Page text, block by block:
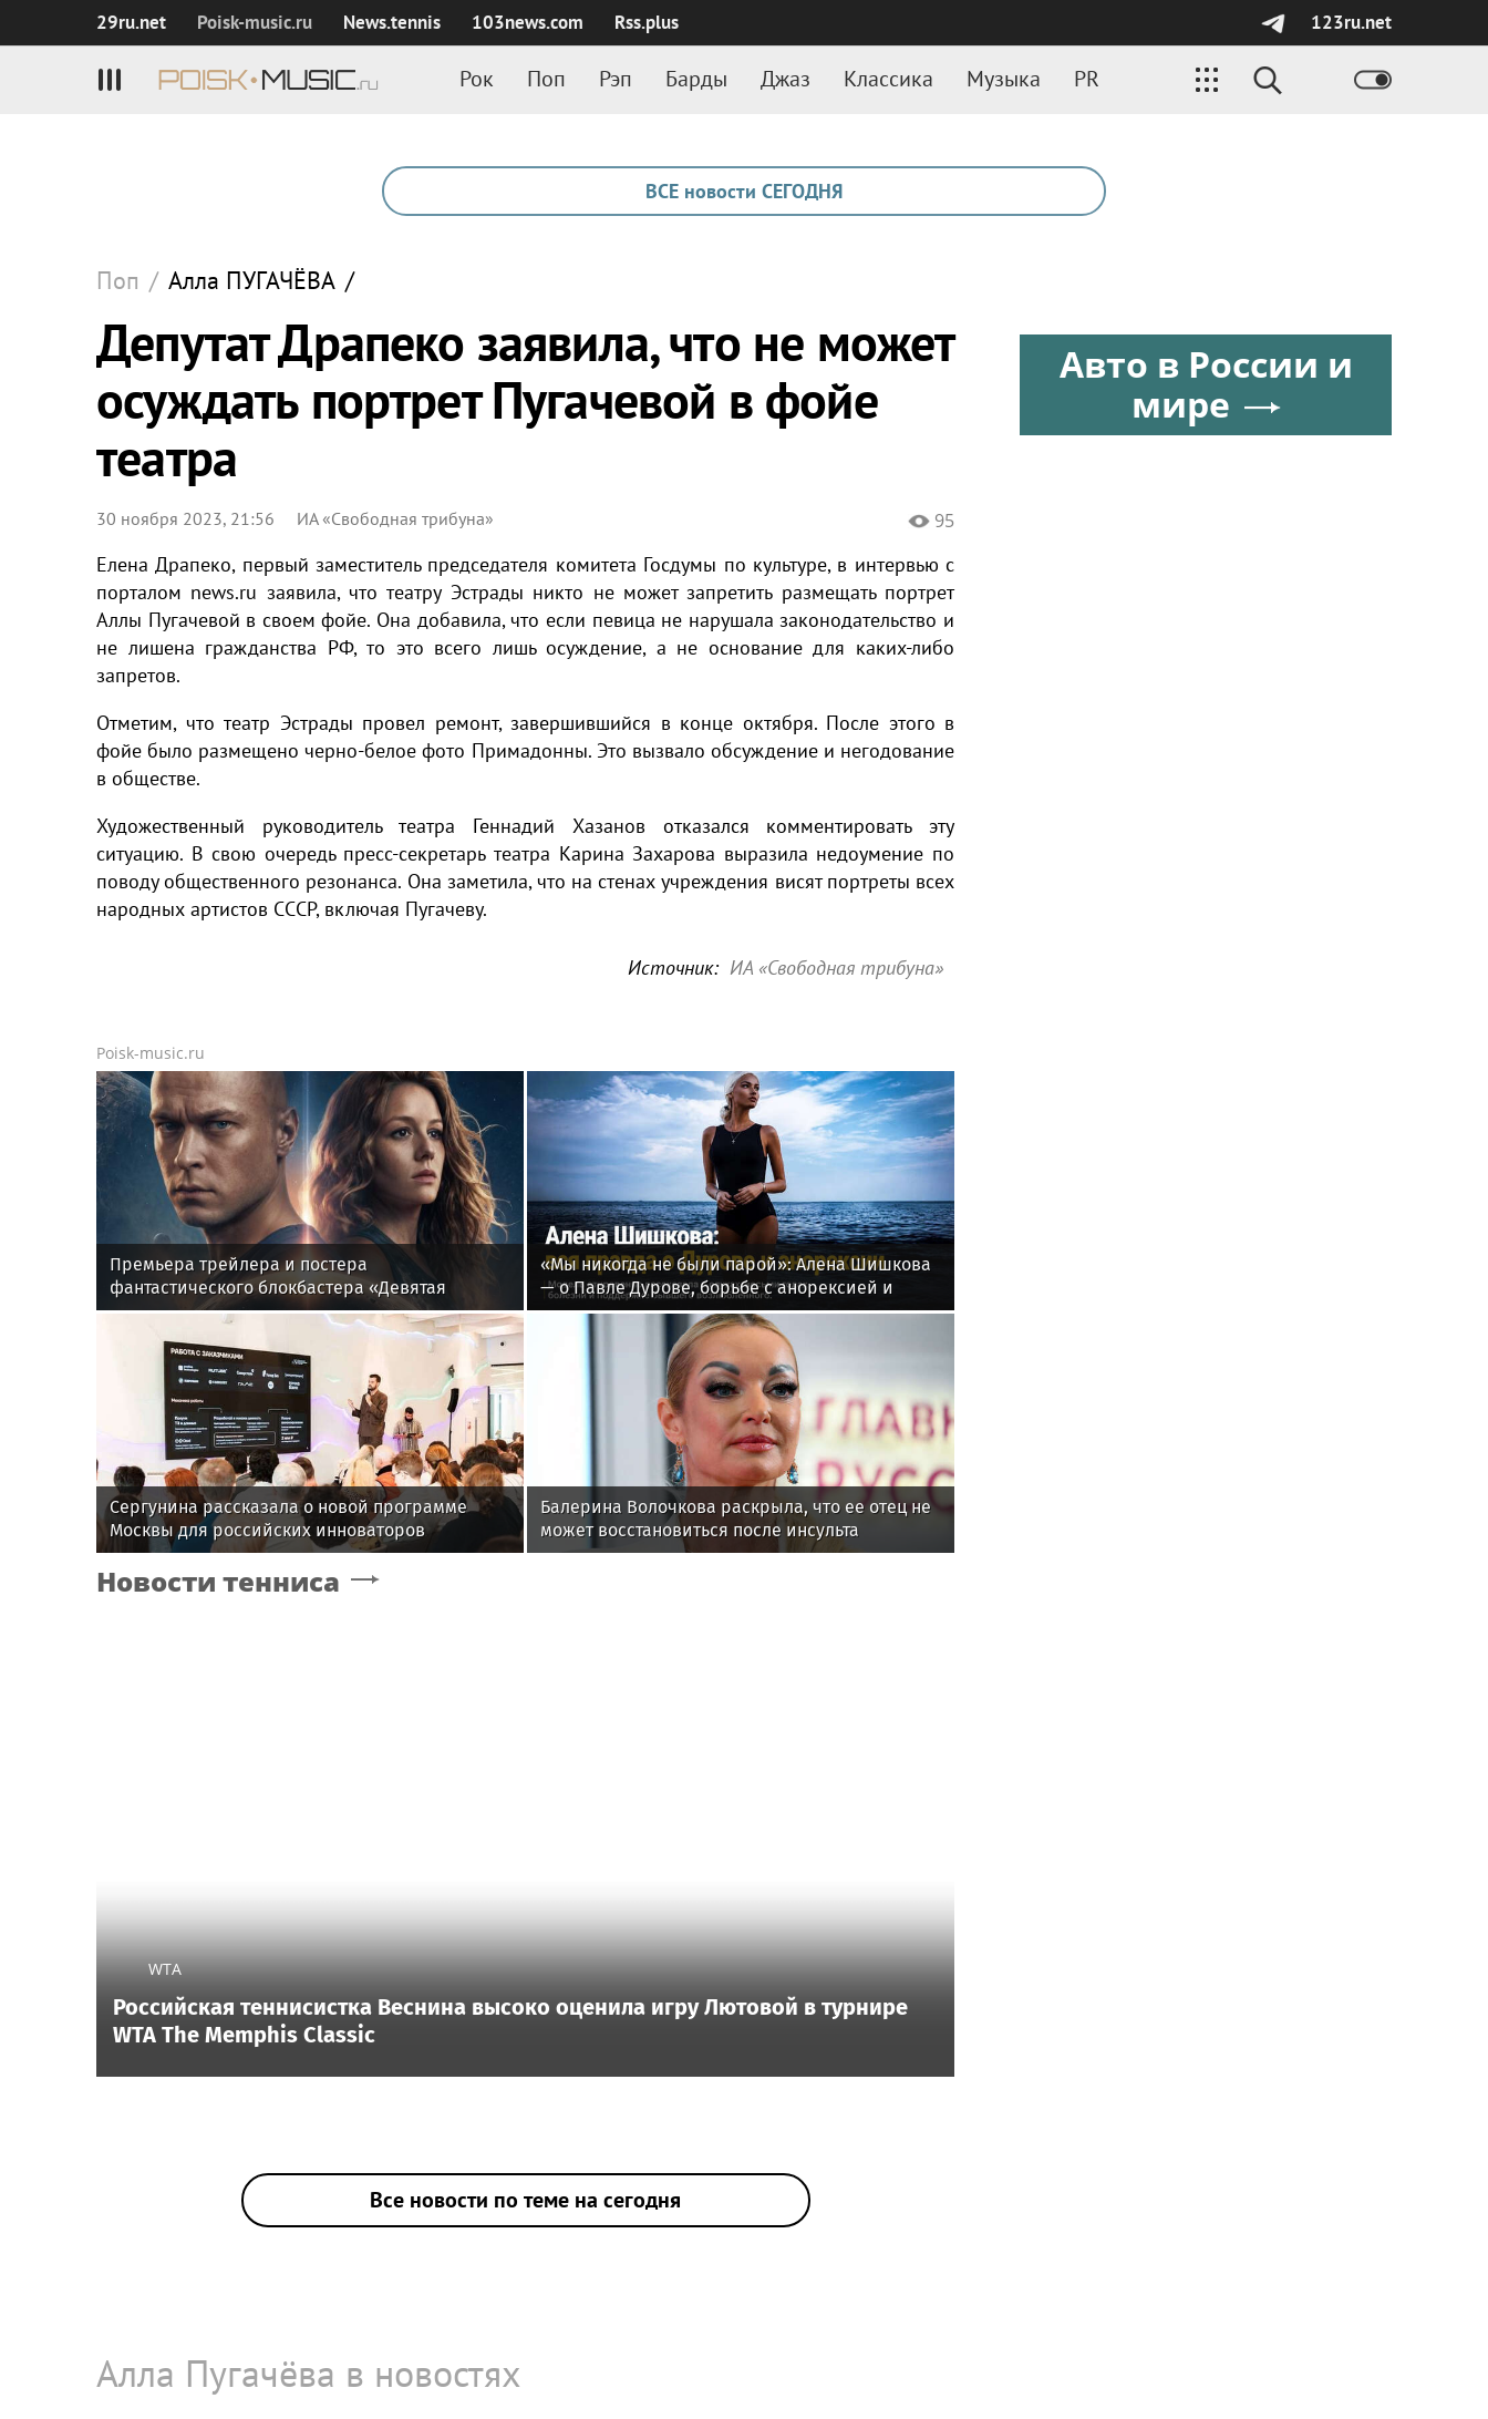
29ru.net Poisk‑music.ru News.tennis 103news.com Rss.plus 123ru.net
Рок Поп Рэп Барды Джаз Классика Музыка PR
ВСЕ новости СЕГОДНЯ
Поп / Алла ПУГАЧЁВА /
Депутат Драпеко заявила, что не может
осуждать портрет Пугачевой в фойе
театра
30 ноября 2023, 21:56 ИА «Свободная трибуна» 95
Елена Драпеко, первый заместитель председателя комитета Госдумы по культуре, в интервью с
порталом news.ru заявила, что театру Эстрады никто не может запретить размещать портрет
Аллы Пугачевой в своем фойе. Она добавила, что если певица не нарушала законодательство и
не лишена гражданства РФ, то это всего лишь осуждение, а не основание для каких-либо
запретов.
Отметим, что театр Эстрады провел ремонт, завершившийся в конце октября. После этого в
фойе было размещено черно-белое фото Примадонны. Это вызвало обсуждение и негодование
в обществе.
Художественный руководитель театра Геннадий Хазанов отказался комментировать эту
ситуацию. В свою очередь пресс-секретарь театра Карина Захарова выразила недоумение по
поводу общественного резонанса. Она заметила, что на стенах учреждения висят портреты всех
народных артистов СССР, включая Пугачеву.
Источник: ИА «Свободная трибуна»
Poisk-music.ru
Премьера трейлера и постера
фантастического блокбастера «Девятая
планета»
«Мы никогда не были парой»: Алена Шишкова
— о Павле Дурове, борьбе с анорексией и
помощи Тимати
Сергунина рассказала о новой программе
Москвы для российских инноваторов
Балерина Волочкова раскрыла, что ее отец не
может восстановиться после инсульта
Новости тенниса
WTA
Российская теннисистка Веснина высоко оценила игру Лютовой в турнире
WTA The Memphis Classic
Все новости по теме на сегодня
Алла Пугачёва в новостях
Авто в России и
мире